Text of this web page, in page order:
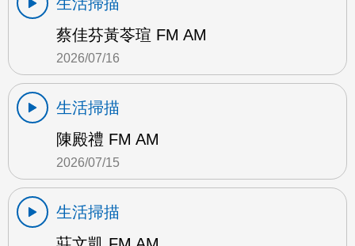
蔡佳芬黃苓瑄 FM AM
2026/07/16
生活掃描
陳殿禮 FM AM
2026/07/15
生活掃描